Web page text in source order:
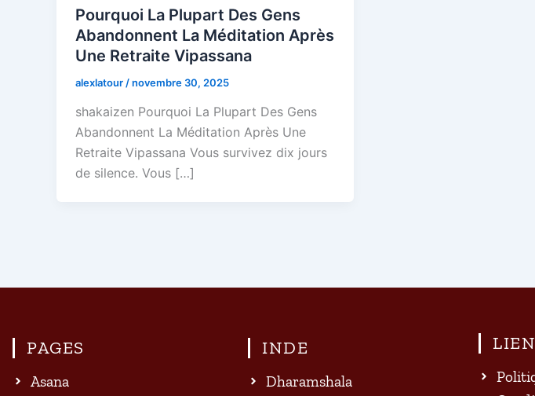
Pourquoi La Plupart Des Gens
Abandonnent La Méditation Après
Une Retraite Vipassana
alexlatour /novembre 30, 2025
shakaizen Pourquoi La Plupart Des Gens
Abandonnent La Méditation Après Une
Retraite Vipassana Vous survivez dix jours
de silence. Vous […]
PAGES
Asana
INDE
Dharamshala